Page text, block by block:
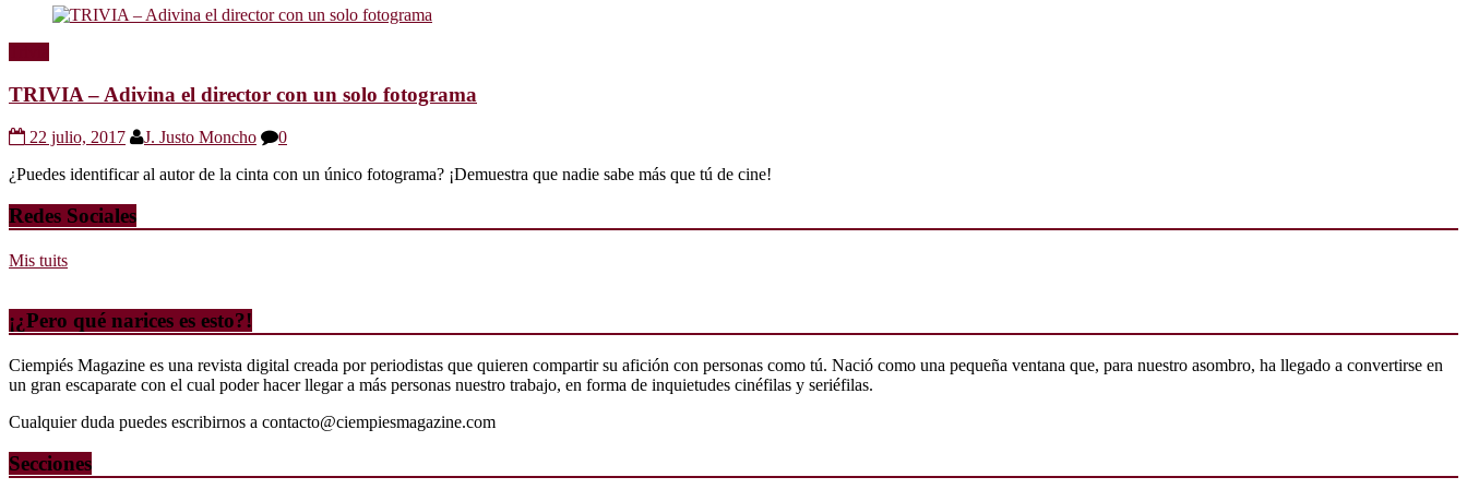
TRIVIA – Adivina el director con un solo fotograma
22 julio, 2017 J. Justo Moncho
0
¿Puedes identificar al autor de la cinta con un único fotograma? ¡Demuestra que nadie sabe más que tú de cine!
Redes Sociales
Mis tuits
¡¿Pero qué narices es esto?!
Ciempiés Magazine es una revista digital creada por periodistas que quieren compartir su afición con personas como tú. Nació como una pequeña ventana que, para nuestro asombro, ha llegado a convertirse en
un gran escaparate con el cual poder hacer llegar a más personas nuestro trabajo, en forma de inquietudes cinéfilas y seriéfilas.
Cualquier duda puedes escribirnos a contacto@ciempiesmagazine.com
Secciones